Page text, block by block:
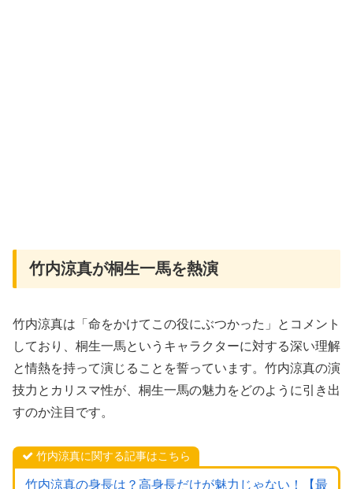
竹内涼真が桐生一馬を熱演
竹内涼真は「命をかけてこの役にぶつかった」とコメント
しており、桐生一馬というキャラクターに対する深い理解
と情熱を持って演じることを誓っています。竹内涼真の演
技力とカリスマ性が、桐生一馬の魅力をどのように引き出
すのか注目です。
竹内涼真に関する記事はこちら
竹内涼真の身長は？高身長だけが魅力じゃない！【最